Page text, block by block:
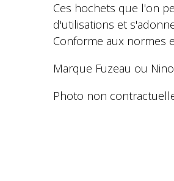
Ces hochets que l'on
d'utilisations et
Conforme aux normes
Marque Fuzeau ou
Photo non